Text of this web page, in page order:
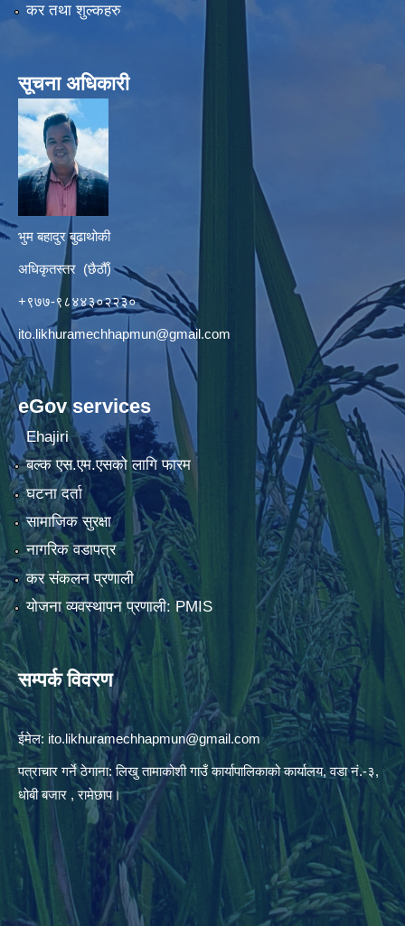
कर तथा शुल्कहरु
सूचना अधिकारी
भुम बहादुर बुढाथोकी
अधिकृतस्तर (छैठौँ)
+९७७-९८४४३०२२३०
ito.likhuramechhapmun@gmail.com
eGov services
Ehajiri
बल्क एस.एम.एसको लागि फारम
घटना दर्ता
सामाजिक सुरक्षा
नागरिक वडापत्र
कर संकलन प्रणाली
योजना व्यवस्थापन प्रणाली: PMIS
सम्पर्क विवरण
ईमेल: ito.likhuramechhapmun@gmail.com
पत्राचार गर्ने ठेगाना: लिखु तामाकोशी गाउँ कार्यापालिकाको कार्यालय, वडा नं.-३,
धोबी बजार , रामेछाप।